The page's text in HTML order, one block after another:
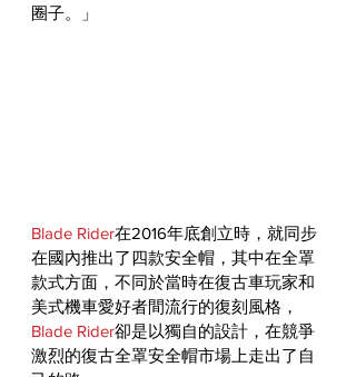
圈子。」
Blade Rider在2016年底創立時，就同步
在國內推出了四款安全帽，其中在全罩
款式方面，不同於當時在復古車玩家和
美式機車愛好者間流行的復刻風格，
Blade Rider卻是以獨自的設計，在競爭
激烈的復古全罩安全帽市場上走出了自